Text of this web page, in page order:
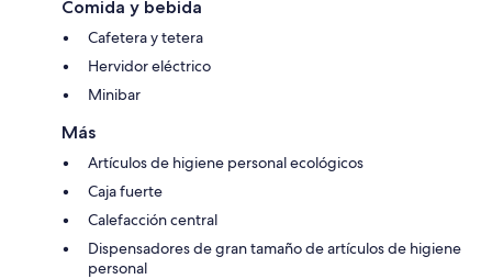
Comida y bebida
Cafetera y tetera
Hervidor eléctrico
Minibar
Más
Artículos de higiene personal ecológicos
Caja fuerte
Calefacción central
Dispensadores de gran tamaño de artículos de higiene
personal